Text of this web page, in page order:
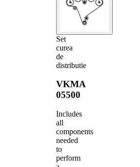
Set
curea
de
distributie
VKMA
05500
Includes
all
components
needed
to
perform